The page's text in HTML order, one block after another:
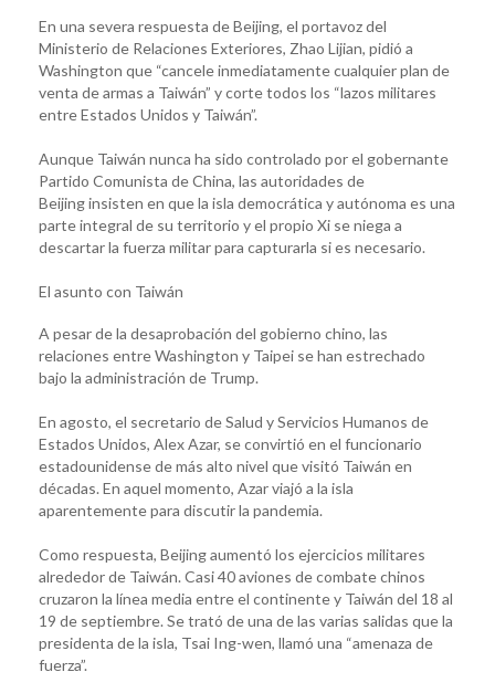
En una severa respuesta de Beijing, el portavoz del
Ministerio de Relaciones Exteriores, Zhao Lijian, pidió a
Washington que “cancele inmediatamente cualquier plan de
venta de armas a Taiwán” y corte todos los “lazos militares
entre Estados Unidos y Taiwán”.
Aunque Taiwán nunca ha sido controlado por el gobernante
Partido Comunista de China, las autoridades de
Beijing insisten en que la isla democrática y autónoma es una
parte integral de su territorio y el propio Xi se niega a
descartar la fuerza militar para capturarla si es necesario.
El asunto con Taiwán
A pesar de la desaprobación del gobierno chino, las
relaciones entre Washington y Taipei se han estrechado
bajo la administración de Trump.
En agosto, el secretario de Salud y Servicios Humanos de
Estados Unidos, Alex Azar, se convirtió en el funcionario
estadounidense de más alto nivel que visitó Taiwán en
décadas. En aquel momento, Azar viajó a la isla
aparentemente para discutir la pandemia.
Como respuesta, Beijing aumentó los ejercicios militares
alrededor de Taiwán. Casi 40 aviones de combate chinos
cruzaron la línea media entre el continente y Taiwán del 18 al
19 de septiembre. Se trató de una de las varias salidas que la
presidenta de la isla, Tsai Ing-wen, llamó una “amenaza de
fuerza”.